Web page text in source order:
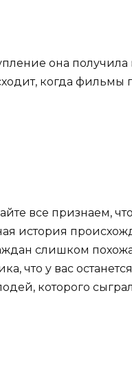
она
когда фильмы
все признаем,
история
слишком
что у вас
которого